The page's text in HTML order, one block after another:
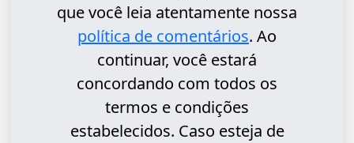
que você leia atentamente nossa
política de comentários. Ao
continuar, você estará
concordando com todos os
termos e condições
estabelecidos. Caso esteja de